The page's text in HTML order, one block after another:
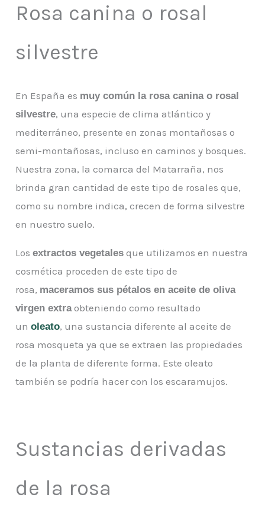
Rosa canina o rosal
silvestre
En España es muy común la rosa canina o rosal
silvestre, una especie de clima atlántico y
mediterráneo, presente en zonas montañosas o
semi-montañosas, incluso en caminos y bosques.
Nuestra zona, la comarca del Matarraña, nos
brinda gran cantidad de este tipo de rosales que,
como su nombre indica, crecen de forma silvestre
en nuestro suelo.
Losextractos vegetales que utilizamos en nuestra
cosmética proceden de este tipo de
rosa, maceramos sus pétalos en aceite de oliva
virgen extraobteniendo como resultado
unoleato, una sustancia diferente al aceite de
rosa mosqueta ya que se extraen las propiedades
de la planta de diferente forma. Este oleato
también se podría hacer con los escaramujos.
Sustancias derivadas
de la rosa